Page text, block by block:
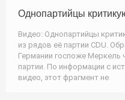
Однопартийцы
Видео: Однопартийцы
из рядов её партии CDU.
Германии госпоже Меркель
партии. По информации с
видео, этот фрагмент не